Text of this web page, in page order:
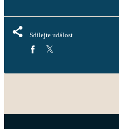
Sdílejte událost